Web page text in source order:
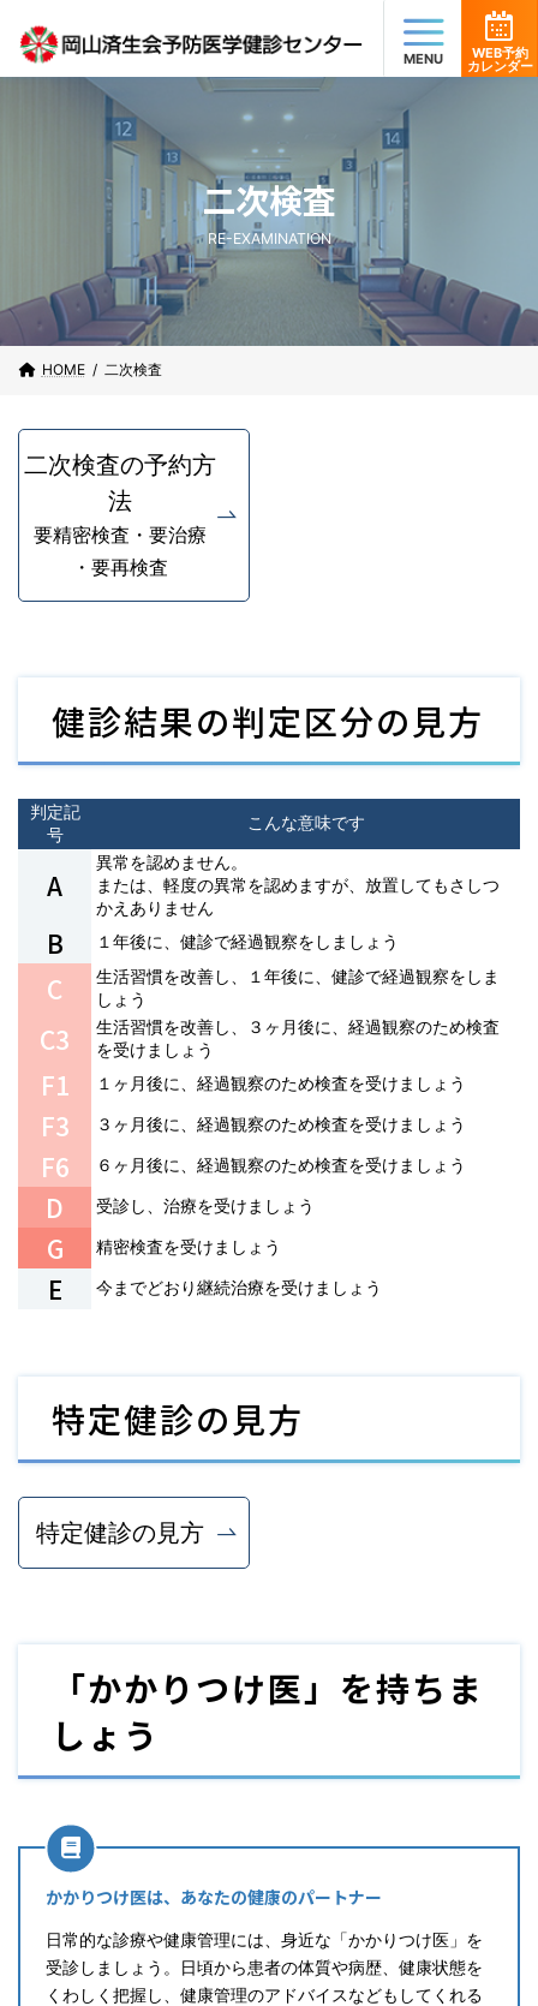
ン
ー
二次検査
RE-EXAMINATION
HOME 二次検査
二次検査の予約方
法
要精密検査・要治療
・要再検査
健診結果の判定区分の見方
判定記
号
こんな意味です
A
異常を認めません。
または、軽度の異常を認めますが、放置してもさしつ
かえありません
B １年後に、健診で経過観察をしましょう
C
生活習慣を改善し、１年後に、健診で経過観察をしま
しょう
C3
生活習慣を改善し、３ヶ月後に、経過観察のため検査
を受けましょう
F1 １ヶ月後に、経過観察のため検査を受けましょう
F3 ３ヶ月後に、経過観察のため検査を受けましょう
F6 ６ヶ月後に、経過観察のため検査を受けましょう
D 受診し、治療を受けましょう
G 精密検査を受けましょう
E 今までどおり継続治療を受けましょう
特定健診の見方
特定健診の見方
「かかりつけ医」を持ちま
しょう
かかりつけ医は、あなたの健康のパートナー
日常的な診療や健康管理には、身近な「かかりつけ医」を
受診しましょう。日頃から患者の体質や病歴、健康状態を
くわしく把握し、健康管理のアドバイスなどもしてくれる
WEB予約
カレンダー